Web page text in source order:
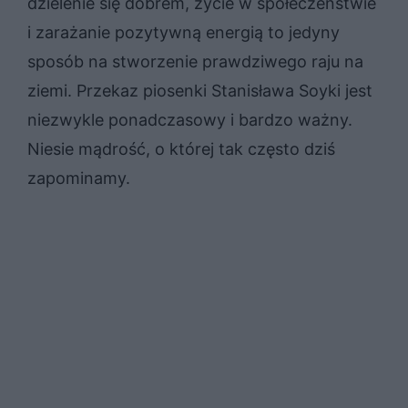
i zarażanie pozytywną energią to jedyny
sposób na stworzenie prawdziwego raju na
ziemi. Przekaz piosenki Stanisława Soyki jest
niezwykle ponadczasowy i bardzo ważny.
Niesie mądrość, o której tak często dziś
zapominamy.